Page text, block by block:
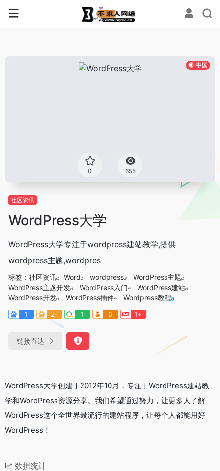
中国
0 655
社区资讯
WordPress大学
WordPress大学专注于wordpress建站教学,提供
wordpress主题,wordpres
标签： 社区资讯 Word wordpress
WordPress主题
WordPress主题开发
WordPress入门
WordPress建站
WordPress开发
WordPress插件
Wordpress教程
1
2- 1 0 1+
链接直达
WordPress大学创建于2012年10月，专注于WordPress建站教
学和WordPress资源分享。我们希望通过努力，让更多人了解
WordPress这个全世界最流行的建站程序，让每个人都能用好
WordPress！
数据统计